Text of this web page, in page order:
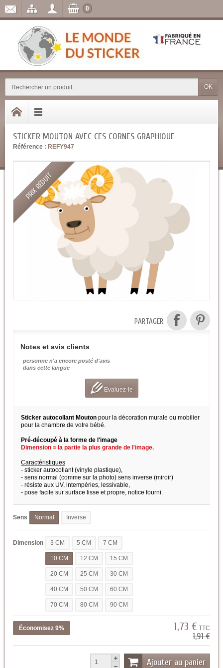
OK
0
STICKER MOUTON AVEC CES CORNES GRAPHIQUE
Référence : REFY947
PRIX RÉDUIT
PARTAGER
Notes et avis clients
personne n'a encore posté d'avis
dans cette langue
Evaluez-le
Sticker autocollant Mouton pour la décoration murale ou mobilier
pour la chambre de votre bébé.
Pré-découpé à la forme de l'image
Dimension = la partie la plus grande de l'image.
Caractéristiques
- sticker autocollant (vinyle plastique),
- sens normal (comme sur la photo) sens inverse (miroir)
- résiste aux UV, intempéries, lessivable,
- pose facile sur surface lisse et propre, notice fourni.
Sens Normal Inverse
Dimension 3 CM 5 CM 7 CM
10 CM 12 CM 15 CM
20 CM 25 CM 30 CM
40 CM 50 CM 60 CM
70 CM 80 CM 90 CM
Économisez 9% 1,73 € TTC
1,91 €
Ajouter au panier